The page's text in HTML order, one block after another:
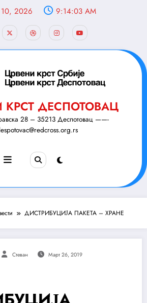
10, 2026 9:14:04 AM
КРСТ ДЕСПОТОВАЦ
28 – 35213 Деспотовац ——-
ДИСТРИБУЦИЈА ПАКЕТА – ХРАНЕ
Стеван Март 26, 2019